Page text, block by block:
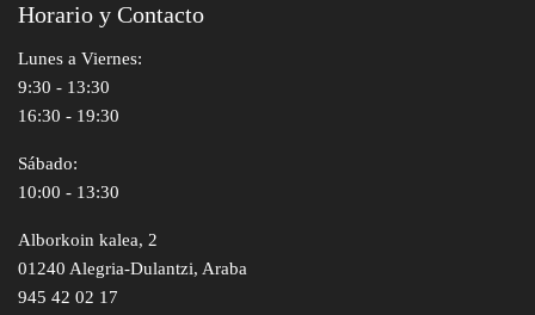
Horario y Contacto
Lunes a Viernes:
9:30 - 13:30
16:30 - 19:30
Sábado:
10:00 - 13:30
Alborkoin kalea, 2
01240 Alegria-Dulantzi, Araba
945 42 02 17